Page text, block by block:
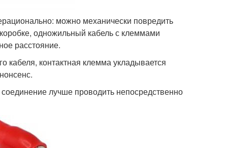
можно механически повредить
одножильный кабель с клеммами
расстояние.
кабеля, контактная клемма укладывается
лучше проводить непосредственно